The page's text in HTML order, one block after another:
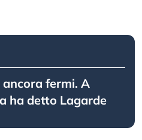
ancora fermi. A
ha detto Lagarde